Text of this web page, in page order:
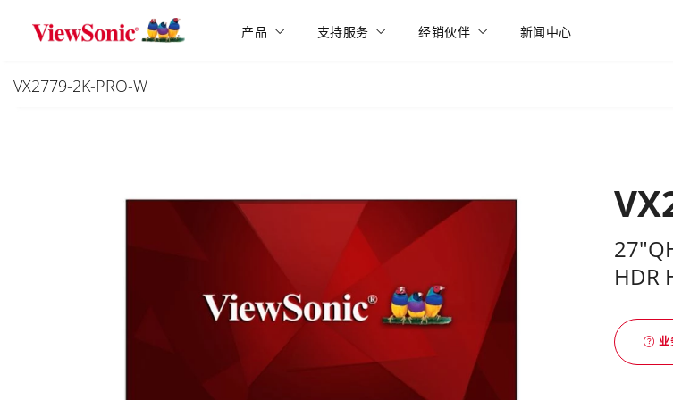
Skip to main content
产品 支持服务 经销伙伴 新闻中心
VX2779-2K-PRO-W
HDR
业